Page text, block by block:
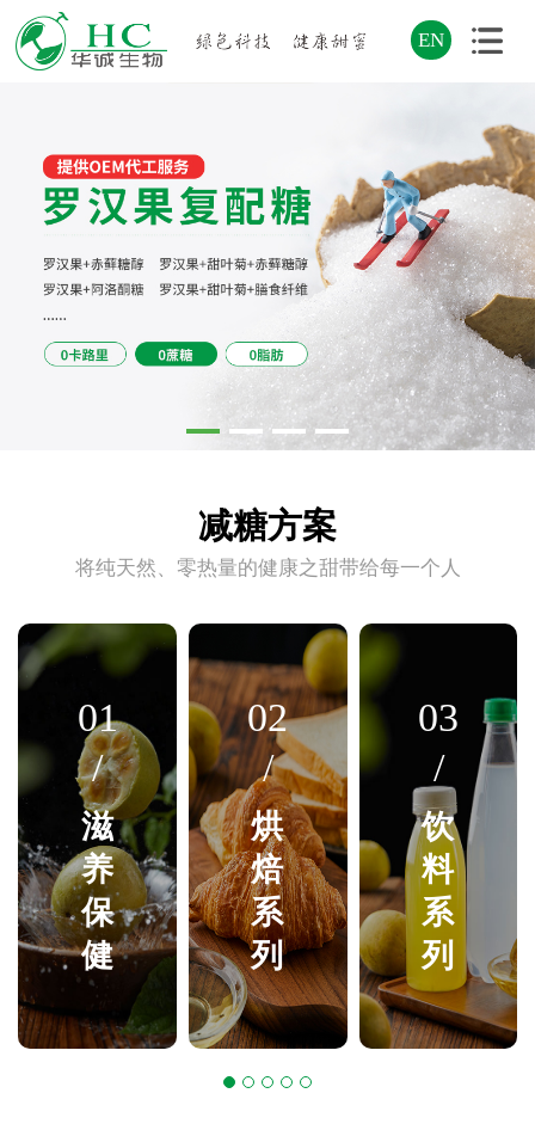
EN
减糖方案
将纯天然、零热量的健康之甜带给每一个人
01
/
滋
养
保
健
02
/
烘
焙
系
列
03
/
饮
料
系
列